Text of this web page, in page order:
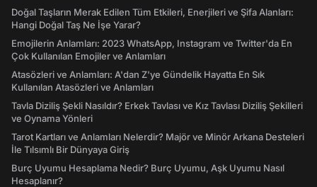
Doğal Taşların Merak Edilen Tüm Etkileri, Enerjileri ve Şifa Alanları:
Hangi Doğal Taş Ne İşe Yarar?
Emojilerin Anlamları: 2023 WhatsApp, Instagram ve Twitter'da En
Çok Kullanılan Emojiler ve Anlamları
Atasözleri ve Anlamları: A'dan Z'ye Gündelik Hayatta En Sık
Kullanılan Atasözleri ve Anlamları
Tavla Diziliş Şekli Nasıldır? Erkek Tavlası ve Kız Tavlası Diziliş Şekilleri
ve Oynama Yönleri
Tarot Kartları ve Anlamları Nelerdir? Majör ve Minör Arkana Desteleri
İle Tılsımlı Bir Dünyaya Giriş
Burç Uyumu Hesaplama Nedir? Burç Uyumu, Aşk Uyumu Nasıl
Hesaplanır?